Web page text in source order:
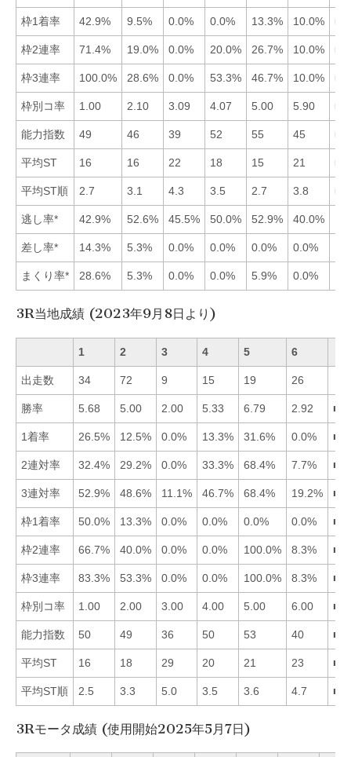
枠1着率 42.9% 9.5% 0.0% 0.0% 13.3% 10.0%
枠2連率 71.4% 19.0% 0.0% 20.0% 26.7% 10.0%
枠3連率 100.0% 28.6% 0.0% 53.3% 46.7% 10.0%
枠別コ率 1.00 2.10 3.09 4.07 5.00 5.90
能力指数 49 46 39 52 55 45
平均ST 16 16 22 18 15 21
平均ST順 2.7 3.1 4.3 3.5 2.7 3.8
逃し率* 42.9% 52.6% 45.5% 50.0% 52.9% 40.0%
差し率* 14.3% 5.3% 0.0% 0.0% 0.0% 0.0%
まくり率* 28.6% 5.3% 0.0% 0.0% 5.9% 0.0%
3R当地成績 (2023年9月8日より)
1 2 3 4 5 6
出走数 34 72 9 15 19 26
勝率 5.68 5.00 2.00 5.33 6.79 2.92
1着率 26.5% 12.5% 0.0% 13.3% 31.6% 0.0%
2連対率 32.4% 29.2% 0.0% 33.3% 68.4% 7.7%
3連対率 52.9% 48.6% 11.1% 46.7% 68.4% 19.2%
枠1着率 50.0% 13.3% 0.0% 0.0% 0.0% 0.0%
枠2連率 66.7% 40.0% 0.0% 0.0% 100.0% 8.3%
枠3連率 83.3% 53.3% 0.0% 0.0% 100.0% 8.3%
枠別コ率 1.00 2.00 3.00 4.00 5.00 6.00
能力指数 50 49 36 50 53 40
平均ST 16 18 29 20 21 23
平均ST順 2.5 3.3 5.0 3.5 3.6 4.7
3Rモータ成績 (使用開始2025年5月7日)